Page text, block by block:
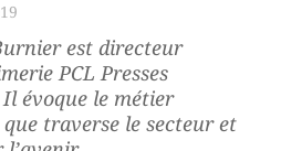
est directeur
PCL Presses
Il évoque le métier
traverse le secteur et